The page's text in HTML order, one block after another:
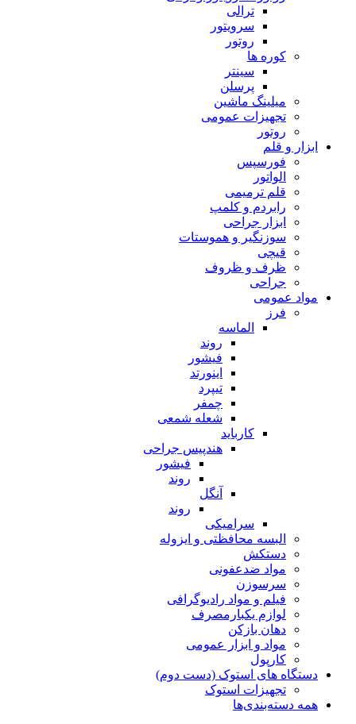
ترالی
سرویتور
روتور
کوره ها
سینتر
پرسلن
میلینگ ماشین
تجهیزات عمومی
روتور
ابزار و قلم
فورسپس
الواتور
قلم ترمیمی
رابردم و کلمپ
ابزار جراحی
سوزنگیر و هموستات
قیچی
ظرف و ظروف
جراحی
مواد عمومی
فرز
الماسه
روند
فیشور
اینورتد
تیپرد
چمفر
شعله شمعی
کارباید
هندپیس جراحی
فیشور
روند
آنگل
روند
سرامیکی
البسه محافظتی و ایزوله
دستکش
مواد ضدعفونی
سرسوزن
فیلم و مواد رادیوگرافی
لوازم یکبارمصرف
دهان بازکن
مواد و ابزار عمومی
کارپول
دستگاه های استوک (دست دوم)
تجهیزات استوک
همه دسته‌بندی‌ها